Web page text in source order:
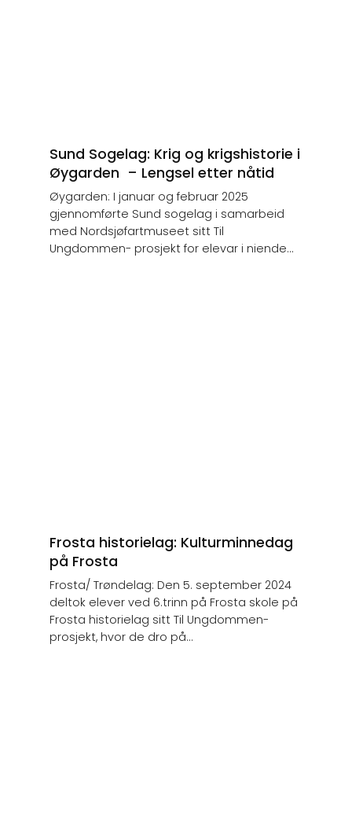
Sund Sogelag: Krig og krigshistorie i
Øygarden – Lengsel etter nåtid
Øygarden: I januar og februar 2025
gjennomførte Sund sogelag i samarbeid
med Nordsjøfartmuseet sitt Til
Ungdommen- prosjekt for elevar i niende...
Frosta historielag: Kulturminnedag
på Frosta
Frosta/ Trøndelag: Den 5. september 2024
deltok elever ved 6.trinn på Frosta skole på
Frosta historielag sitt Til Ungdommen-
prosjekt, hvor de dro på...